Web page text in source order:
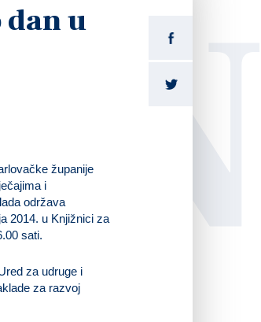
dan u
županije
i
održava
2014. u Knjižnici za
sati.
za udruge i
za razvoj